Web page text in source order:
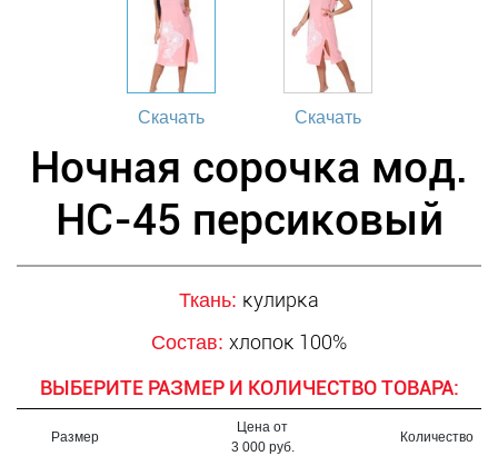
Скачать Скачать
Ночная сорочка мод.
НС-45 персиковый
Ткань: кулирка
Состав: хлопок 100%
ВЫБЕРИТЕ РАЗМЕР И КОЛИЧЕСТВО ТОВАРА:
Размер
Цена от
3 000 руб.
Количество